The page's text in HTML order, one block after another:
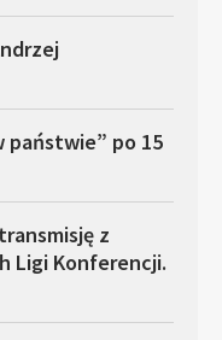
państwie” po 15
z
Ligi Konferencji.